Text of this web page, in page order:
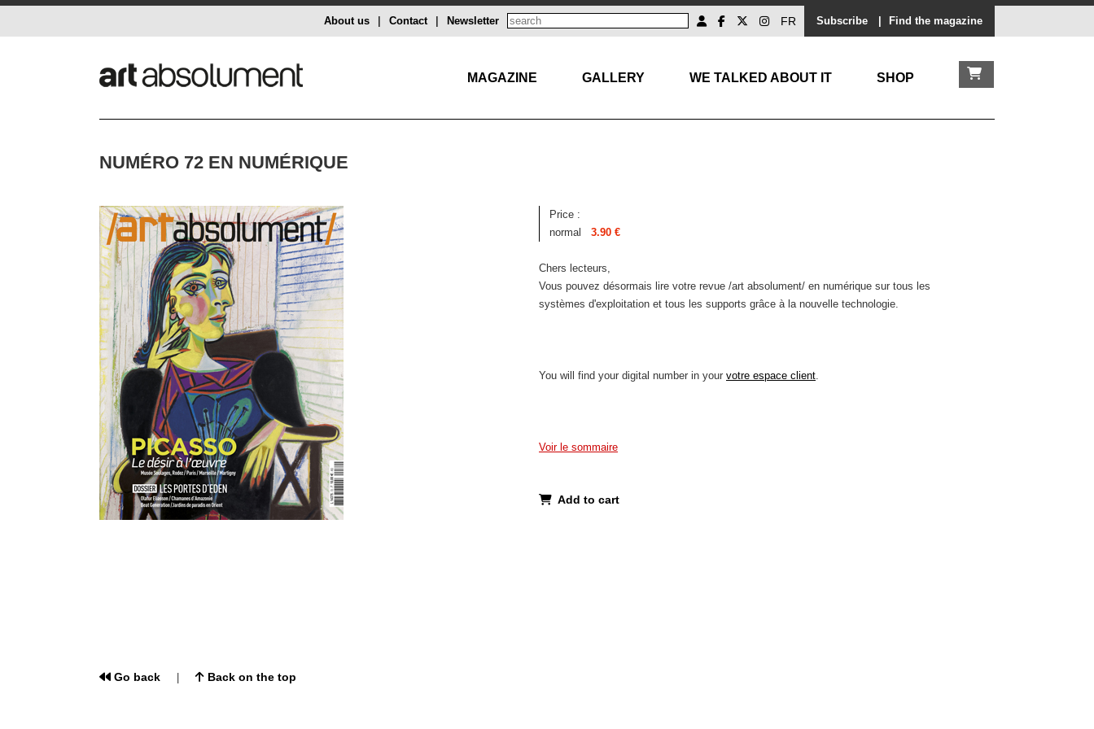
Subscribe Find the magazine
FR
Newsletter
Contact
About us
MAGAZINE GALLERY WE TALKED ABOUT IT SHOP
NUMÉRO 72 EN NUMÉRIQUE
Price :
normal
3.90 €
Chers lecteurs,
Vous pouvez désormais lire votre revue /art absolument/ en numérique sur tous les
systèmes d'exploitation et tous les supports grâce à la nouvelle technologie.
You will find your digital number in your votre espace client.
Voir le sommaire
Add to cart
Go back Back on the top